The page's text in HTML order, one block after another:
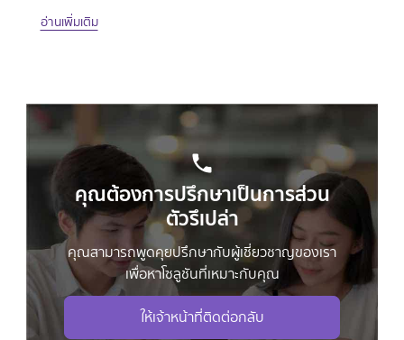
อ่านเพิ่มเติม
คุณต้องการปรึกษาเป็นการส่วน
ตัวรึเปล่า
คุณสามารถพูดคุยปรึกษากับผู้เชี่ยวชาญของเรา
เพื่อหาโซลูชันที่เหมาะกับคุณ
ให้เจ้าหน้าที่ติดต่อกลับ